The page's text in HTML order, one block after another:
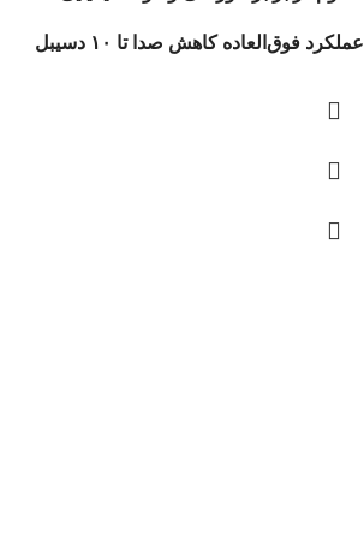
عملکرد فوق‌العاده کاهش صدا تا ۱۰ دسیبل